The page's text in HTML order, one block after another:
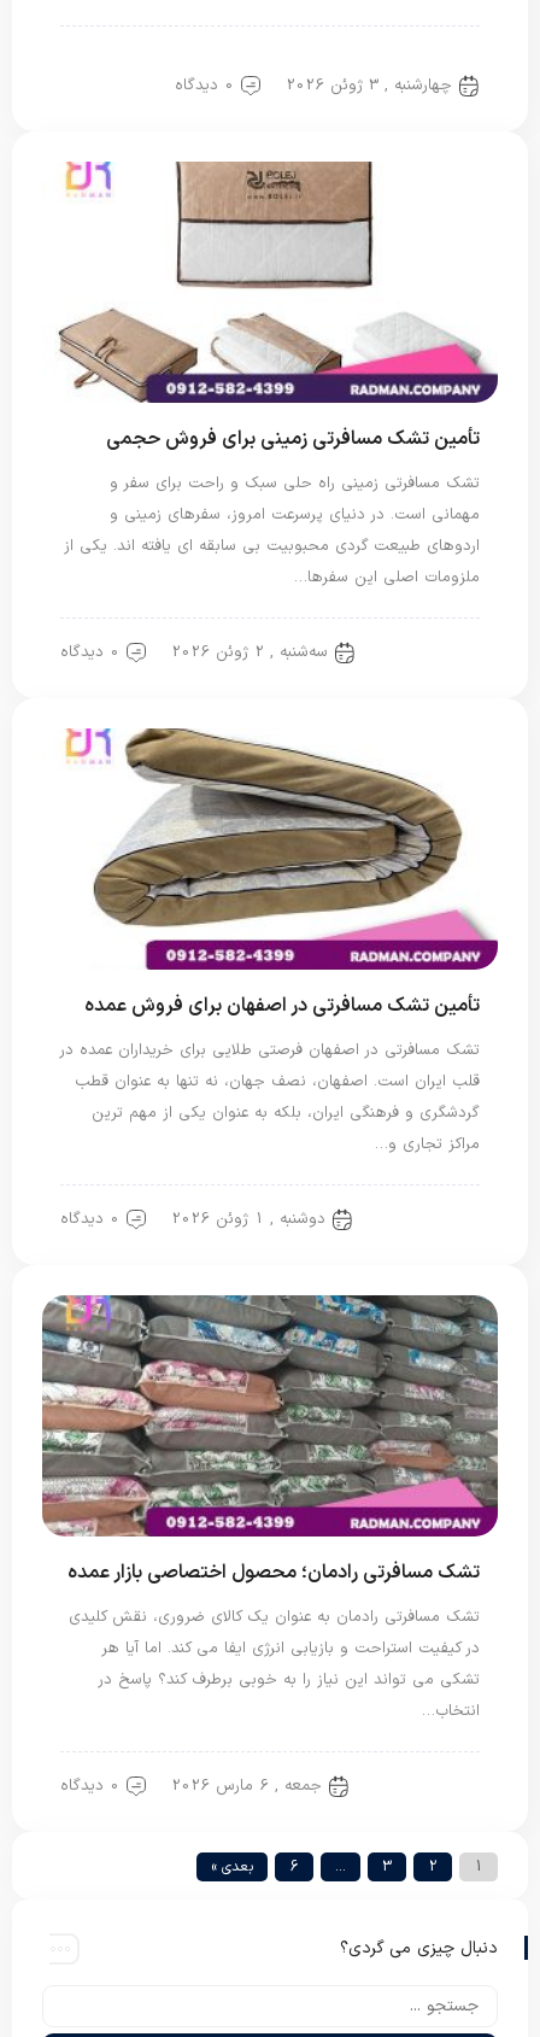
چهارشنبه , 3 ژوئن 2026 0 دیدگاه
تأمین تشک مسافرتی زمینی برای فروش حجمی
تشک مسافرتی زمینی راه حلی سبک و راحت برای سفر و
مهمانی است. در دنیای پرسرعت امروز، سفرهای زمینی و
اردوهای طبیعت گردی محبوبیت بی سابقه ای یافته اند. یکی از
ملزومات اصلی این سفرها…
سه‌شنبه , 2 ژوئن 2026 0 دیدگاه
تأمین تشک مسافرتی در اصفهان برای فروش عمده
تشک مسافرتی در اصفهان فرصتی طلایی برای خریداران عمده در
قلب ایران است. اصفهان، نصف جهان، نه تنها به عنوان قطب
گردشگری و فرهنگی ایران، بلکه به عنوان یکی از مهم ترین
مراکز تجاری و…
دوشنبه , 1 ژوئن 2026 0 دیدگاه
تشک مسافرتی رادمان؛ محصول اختصاصی بازار عمده
تشک مسافرتی رادمان به عنوان یک کالای ضروری، نقش کلیدی
در کیفیت استراحت و بازیابی انرژی ایفا می کند. اما آیا هر
تشکی می تواند این نیاز را به خوبی برطرف کند؟ پاسخ در
انتخاب…
جمعه , 6 مارس 2026 0 دیدگاه
1
2
3
…
6 بعدی »
دنبال چیزی می گردی؟